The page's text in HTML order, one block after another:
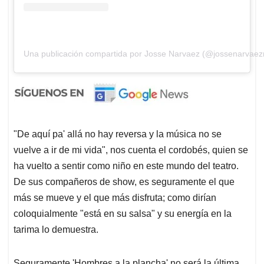
Una publicación compartida por Josse Narvaez
"De aquí pa' allá no hay reversa y la música no se
vuelve a ir de mi vida", nos cuenta el cordobés, quien se
ha vuelto a sentir como niño en este mundo del teatro.
De sus compañeros de show, es seguramente el que
más se mueve y el que más disfruta; como dirían
coloquialmente "está en su salsa" y su energía en la
tarima lo demuestra.